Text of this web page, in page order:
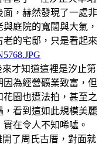
，赫然發現了一處非
庭院的寬闊與大氣，
的宅邸，只是看起來
來才知道這裡是汐止第
為經營礦業致富，但
園也遭法拍，甚至之
看到這如此規模美麗
在令人不知唏噓。
開了周氏古厝，對面就